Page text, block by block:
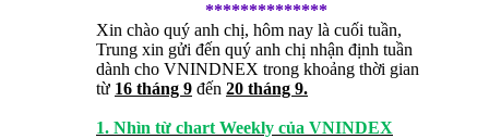
**************
Xin chào quý anh chị, hôm nay là cuối tuần,
Trung xin gửi đến quý anh chị nhận định tuần
dành cho VNINDNEX trong khoảng thời gian
từ 16 tháng 9 đến 20 tháng 9.
1. Nhìn từ chart Weekly của VNINDEX